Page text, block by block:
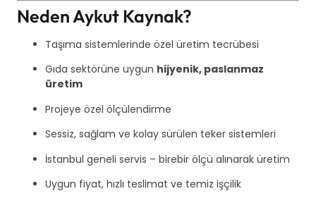
Neden Aykut Kaynak?
Taşıma sistemlerinde özel üretim tecrübesi
Gıda sektörüne uygun hijyenik, paslanmaz
üretim
Projeye özel ölçülendirme
Sessiz, sağlam ve kolay sürülen teker sistemleri
İstanbul geneli servis – birebir ölçü alınarak üretim
Uygun fiyat, hızlı teslimat ve temiz işçilik